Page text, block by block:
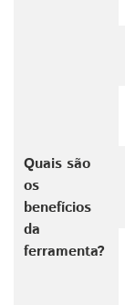
Quais são
os
benefícios
da
ferramenta?